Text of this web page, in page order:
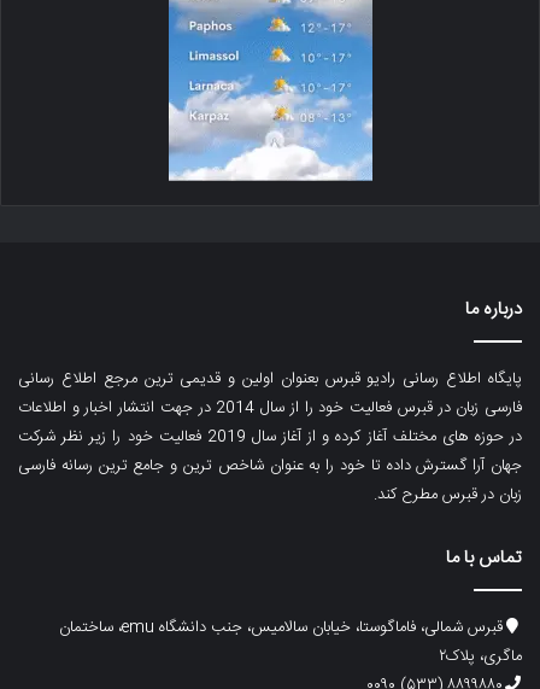
درباره ما
پایگاه اطلاع رسانی رادیو قبرس بعنوان اولین و قدیمی ترین مرجع اطلاع رسانی
فارسی زبان در قبرس فعالیت خود را از سال 2014 در جهت انتشار اخبار و اطلاعات
در حوزه های مختلف آغاز کرده و از آغاز سال 2019 فعالیت خود را زیر نظر شرکت
جهان آرا گسترش داده تا خود را به عنوان شاخص ترین و جامع ترین رسانه فارسی
زبان در قبرس مطرح کند.
تماس با ما
قبرس شمالی، فاماگوستا، خیابان سالامیس، جنب دانشگاه emu، ساختمان
ماگری، پلاک۲